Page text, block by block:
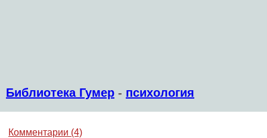
Библиотека Гумер - психология
Комментарии (4)